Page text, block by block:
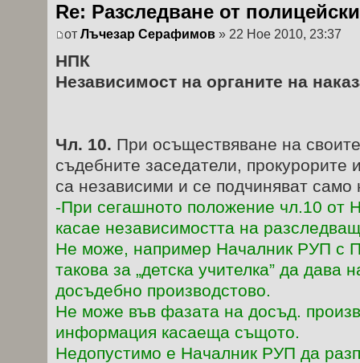
Re: Разследване от
от Лъчезар Серафимов » 22 Ное 2010, 23:37
НПК
Независимост на органите на
Чл. 10. При осъществяване на
съдебните заседатели, прокурорите
са независими и се подчиняват само
-При сегашното положение чл.10 от
касае независимостта на
Не може, например Началник РУП с
такова за „детска учителка” да дава
досъдебно производстово.
Не може във фазата на досъд.
информация касаеща същото.
Недопустимо е Началник РУП да